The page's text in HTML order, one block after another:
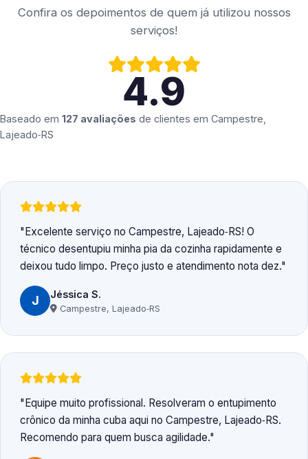
Confira os depoimentos de quem já utilizou nossos
serviços!
4.9
Baseado em 127 avaliações de clientes em Campestre,
Lajeado‑RS
Excelente serviço no Campestre, Lajeado‑RS! O
técnico desentupiu minha pia da cozinha rapidamente e
deixou tudo limpo. Preço justo e atendimento nota dez.
J Jéssica S.
Campestre, Lajeado‑RS
Equipe muito profissional. Resolveram o entupimento
crônico da minha cuba aqui no Campestre, Lajeado‑RS.
Recomendo para quem busca agilidade.